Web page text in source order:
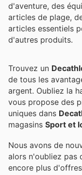
d'aventure, des
articles de plage,
articles essentiels
d'autres produits.
Trouvez un
de tous les
argent. Oubliez la
vous propose des
uniques dans
magasins Sport et
Nous avons de
alors n'oubliez pas
encore plus